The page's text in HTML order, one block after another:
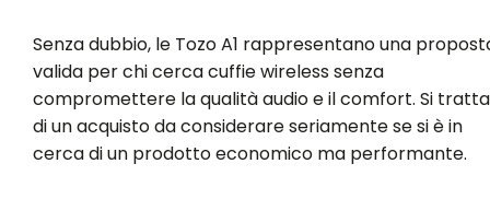
Senza dubbio, le Tozo A1 rappresentano una
valida per chi cerca cuffie wireless senza
compromettere la qualità audio e il comfort. Si tratta
di un acquisto da considerare seriamente se si è in
cerca di un prodotto economico ma performante.